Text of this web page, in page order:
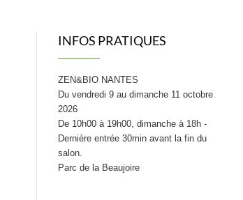
INFOS PRATIQUES
ZEN&BIO NANTES
Du vendredi 9 au dimanche 11 octobre
2026
De 10h00 à 19h00, dimanche à 18h -
Dernière entrée 30min avant la fin du
salon.
Parc de la Beaujoire